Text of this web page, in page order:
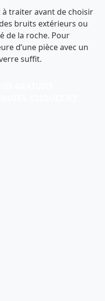
traiter avant de choisir
bruits extérieurs ou
de la roche. Pour
d’une pièce avec un
suffit.